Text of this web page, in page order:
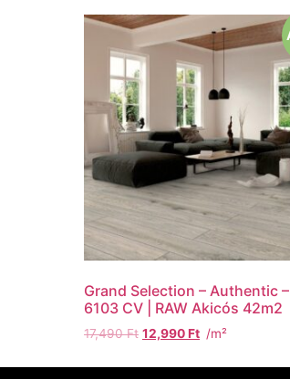
Grand Selection – Authentic
6103 CV | RAW Akicós 42m2
17,490Ft 12,990Ft /m²